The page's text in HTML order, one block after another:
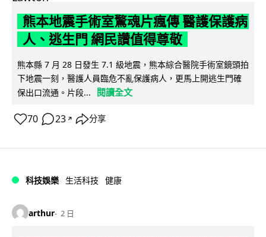
熊本地震手術室驚魂片瘋傳 醫護保護病
人、逃生門 網民讚值得尊敬
熊本縣 7 月 28 日發生 7.1 級地震，熊本綜合醫院手術室鏡頭拍
下地震一刻，醫護人員臨危不亂保護病人，更馬上開逃生門確
保出口流通。片段...
閱讀全文
70 23 ↗ 分享
科技娛樂 生活科技 健康
arthur 2 日